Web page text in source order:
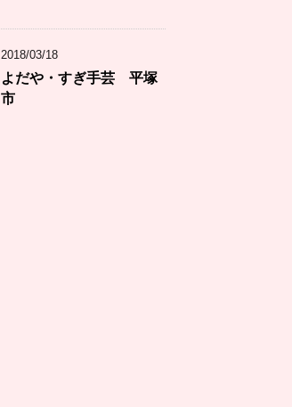
2018/03/18
よだや・すぎ手芸 平塚
市